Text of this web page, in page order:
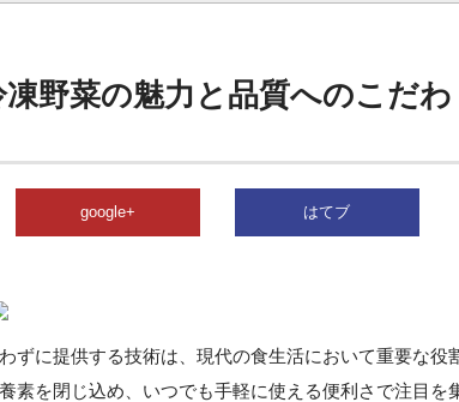
野菜の魅力と品質へのこだわ
google+ はてブ
ずに提供する技術は、現代の食生活において重要な役
素を閉じ込め、いつでも手軽に使える便利さで注目を